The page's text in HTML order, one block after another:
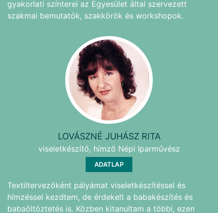
gyakorlati színterei az Egyesület által szervezett
szakmai bemutatók, szakkörök és workshopok.
LOVÁSZNÉ JUHÁSZ RITA
viseletkészítő, hímző Népi Iparművész
ADATLAP
Textiltervezőként pályámat viseletkészítéssel és
hímzéssel kezdtem, de érdekelt a babakészítés és
babaöltöztetés is. Közben kitanultam a többi, ezen